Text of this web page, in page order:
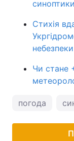
Стихія
небезпеки
Чи стане
погода